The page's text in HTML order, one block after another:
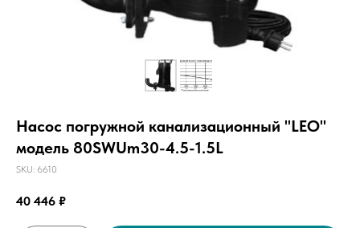
Насос погружной канализационный "LEO"
модель 80SWUm30-4.5-1.5L
SKU: 6610
40 446 ₽